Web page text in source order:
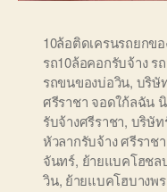
10ล้อติดเครนรถยกข
รถ10ล้อคอกรับจ้าง ร
รถขนของบ่อวิน, บริษั
ศรีราชา จอดใก้ลฉัน
รับจ้างศรีราชา, บริษัท
หัวลากรับจ้าง ศรีราชา
จันทร์, ย้ายแบคโฮชล
วิน, ย้ายแบคโฮบางพ